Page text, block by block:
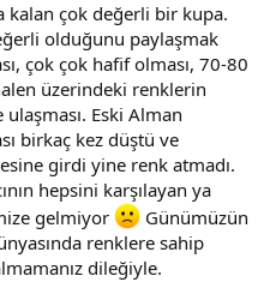
kalan çok değerli bir kupa.
olduğunu paylaşmak
çok çok hafif olması, 70-80
üzerindeki renklerin
Eski Alman
birkaç kez düştü ve
girdi yine renk atmadı.
hepsini karşılayan ya
gelmiyor
Günümüzün
renklere sahip
dileğiyle.